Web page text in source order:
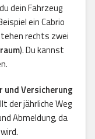
dein Fahrzeug
ein Cabrio
rechts zwei
). Du kannst
und Versicherung
der jährliche Weg
Abmeldung, da